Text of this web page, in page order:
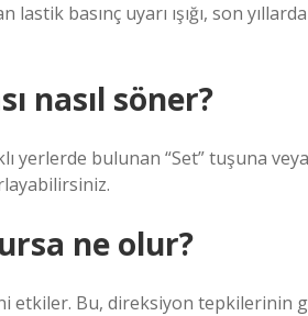
basınç uyarı ışığı, son
nasıl söner?
yerlerde bulunan “Set” tuşuna
ne olur?
etkiler. Bu, direksiyon tepkilerinin